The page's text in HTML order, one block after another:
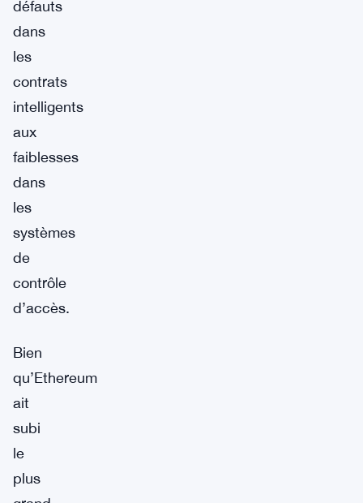
défauts
dans
les
contrats
intelligents
aux
faiblesses
dans
les
systèmes
de
contrôle
d’accès.
Bien
qu’Ethereum
ait
subi
le
plus